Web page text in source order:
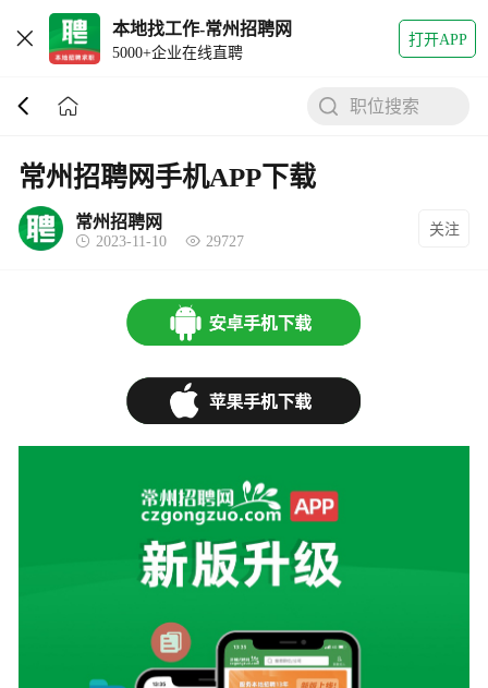
本地找工作-常州招聘网
5000+企业在线直聘
打开APP
职位搜索
常州招聘网手机APP下载
常州招聘网
2023-11-10 29727
关注